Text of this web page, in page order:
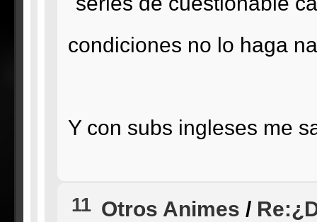
condiciones no lo haga
Y con subs ingleses me
11 Otros Animes /